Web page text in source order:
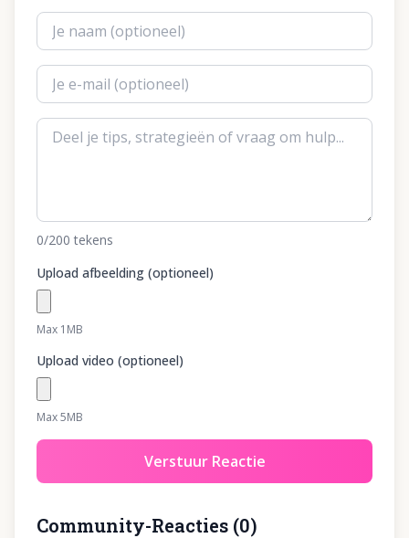
0/200 tekens
Upload afbeelding (optioneel)
Max 1MB
Upload video (optioneel)
Max 5MB
Verstuur Reactie
Community-Reacties (0)